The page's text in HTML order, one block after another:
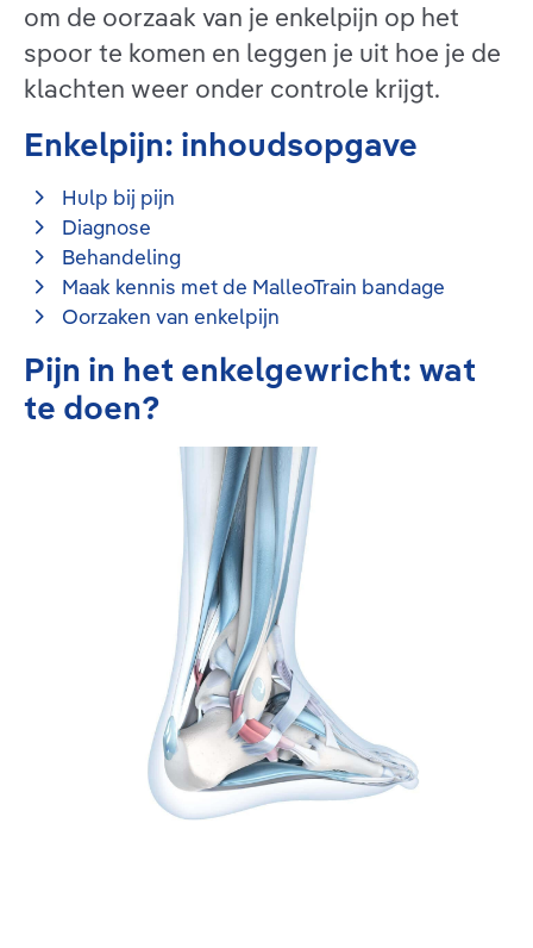
om de oorzaak van je enkelpijn op het
spoor te komen en leggen je uit hoe je de
klachten weer onder controle krijgt.
Enkelpijn: inhoudsopgave
Hulp bij pijn
Diagnose
Behandeling
Maak kennis met de MalleoTrain bandage
Oorzaken van enkelpijn
Pijn in het enkelgewricht: wat
te doen?